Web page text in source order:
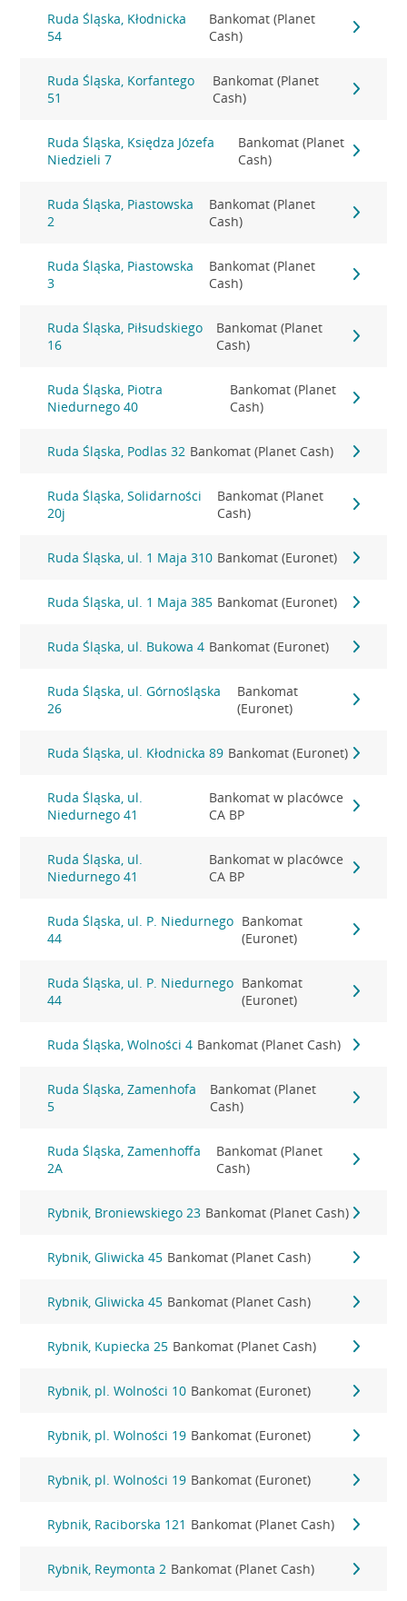
Ruda Śląska, Kłodnicka
54
Bankomat (Planet
Cash)
Ruda Śląska, Korfantego
51
Bankomat (Planet
Cash)
Ruda Śląska, Księdza Józefa
Niedzieli 7
Bankomat (Planet
Cash)
Ruda Śląska, Piastowska
2
Bankomat (Planet
Cash)
Ruda Śląska, Piastowska
3
Bankomat (Planet
Cash)
Ruda Śląska, Piłsudskiego
16
Bankomat (Planet
Cash)
Ruda Śląska, Piotra
Niedurnego 40
Bankomat (Planet
Cash)
Ruda Śląska, Podlas 32 Bankomat (Planet Cash)
Ruda Śląska, Solidarności
20j
Bankomat (Planet
Cash)
Ruda Śląska, ul. 1 Maja 310 Bankomat (Euronet)
Ruda Śląska, ul. 1 Maja 385 Bankomat (Euronet)
Ruda Śląska, ul. Bukowa 4 Bankomat (Euronet)
Ruda Śląska, ul. Górnośląska
26
Bankomat
(Euronet)
Ruda Śląska, ul. Kłodnicka 89 Bankomat (Euronet)
Ruda Śląska, ul.
Niedurnego 41
Bankomat w placówce
CA BP
Ruda Śląska, ul.
Niedurnego 41
Bankomat w placówce
CA BP
Ruda Śląska, ul. P. Niedurnego
44
Bankomat
(Euronet)
Ruda Śląska, ul. P. Niedurnego
44
Bankomat
(Euronet)
Ruda Śląska, Wolności 4 Bankomat (Planet Cash)
Ruda Śląska, Zamenhofa
5
Bankomat (Planet
Cash)
Ruda Śląska, Zamenhoffa
2A
Bankomat (Planet
Cash)
Rybnik, Broniewskiego 23 Bankomat (Planet Cash)
Rybnik, Gliwicka 45 Bankomat (Planet Cash)
Rybnik, Gliwicka 45 Bankomat (Planet Cash)
Rybnik, Kupiecka 25 Bankomat (Planet Cash)
Rybnik, pl. Wolności 10 Bankomat (Euronet)
Rybnik, pl. Wolności 19 Bankomat (Euronet)
Rybnik, pl. Wolności 19 Bankomat (Euronet)
Rybnik, Raciborska 121 Bankomat (Planet Cash)
Rybnik, Reymonta 2 Bankomat (Planet Cash)